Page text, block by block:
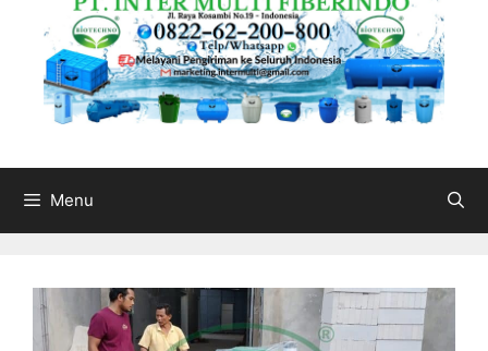
Menu